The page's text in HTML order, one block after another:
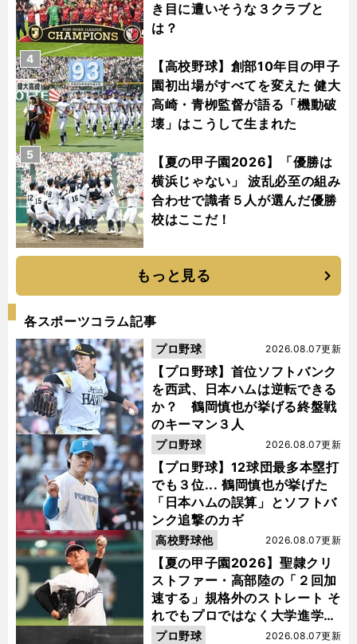
き目に遭いそうな３クラブと
は？
【高校野球】創部10年目の甲子
園初出場がすべてを変えた 健大
高崎・青栁監督が語る「機動破
壊」はこうして生まれた
4
【夏の甲子園2026】「優勝は
横浜じゃない」 波乱必至の組み
合わせで識者５人が選んだ優勝
校はここだ！
5
もっと見る
各スポーツコラム記事
【プロ野球】首位ソフトバンク
を西武、日本ハムは逆転できる
か？ 鶴岡慎也が挙げる終盤戦
のキーマン３人
2026.08.07更新
プロ野球
【プロ野球】12球団最多本塁打
でも３位... 鶴岡慎也が挙げた
「日本ハムの誤算」とソフトバ
ンク追撃のカギ
2026.08.07更新
プロ野球
【夏の甲子園2026】聖隷クリ
ストファー・高部陸の「２回加
速する」規格外のストレート そ
れでもプロではなく大学進学を
選ぶ理由
2026.08.07更新
高校野球他
2026.08.07更新
プロ野球